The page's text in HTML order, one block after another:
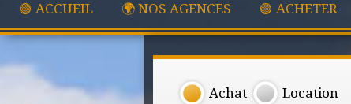
🟢 ACCUEIL 🌍 NOS AGENCES 🟢 ACHETER
Achat Location